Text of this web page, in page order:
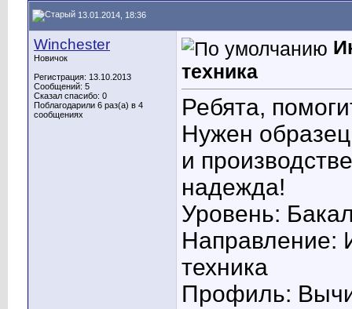
13.01.2014, 18:36
Winchester
Новичок
Регистрация: 13.10.2013
Сообщений: 5
Сказал спасибо: 0
Поблагодарили 6 раз(а) в 4
сообщениях
техника
Ребята,
Нужен
и
надежда!
Уровень:
Направление:
техника
Профиль: